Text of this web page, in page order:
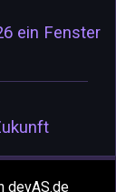
ein Fenster
devAS.de